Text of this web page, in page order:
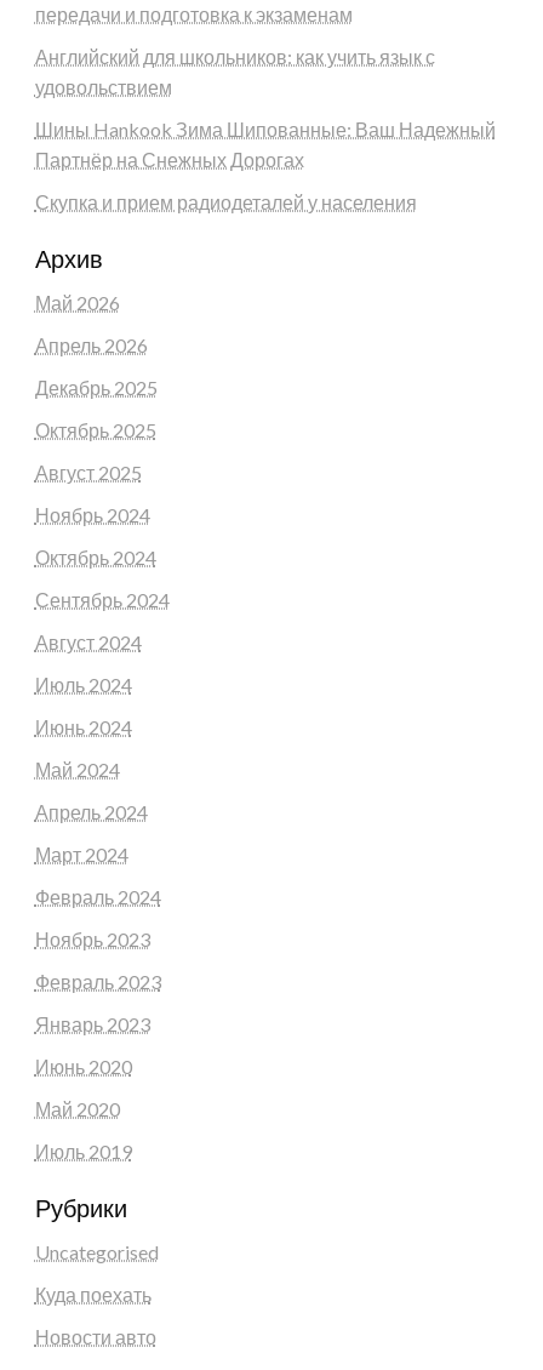
передачи и подготовка к экзаменам
Английский для школьников: как учить язык с
удовольствием
Шины Hankook Зима Шипованные: Ваш Надежный
Партнёр на Снежных Дорогах
Скупка и прием радиодеталей у населения
Архив
Май 2026
Апрель 2026
Декабрь 2025
Октябрь 2025
Август 2025
Ноябрь 2024
Октябрь 2024
Сентябрь 2024
Август 2024
Июль 2024
Июнь 2024
Май 2024
Апрель 2024
Март 2024
Февраль 2024
Ноябрь 2023
Февраль 2023
Январь 2023
Июнь 2020
Май 2020
Июль 2019
Рубрики
Uncategorised
Куда поехать
Новости авто